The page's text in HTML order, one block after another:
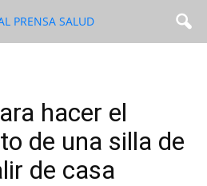
hacer el
de una silla de
de casa